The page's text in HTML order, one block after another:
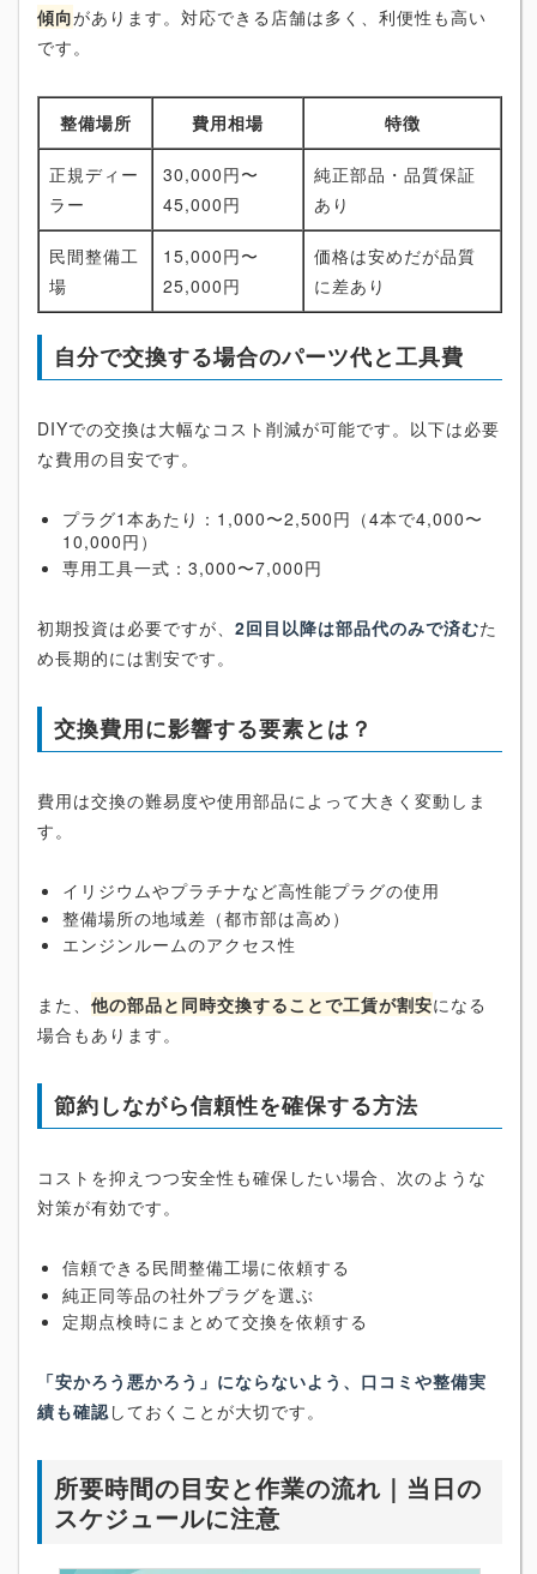
傾向があります。対応できる店舗は多く、利便性も高い
です。
整備場所 費用相場 特徴
正規ディー
ラー
30,000円〜
45,000円
純正部品・品質保証
あり
民間整備工
場
15,000円〜
25,000円
価格は安めだが品質
に差あり
自分で交換する場合のパーツ代と工具費
DIYでの交換は大幅なコスト削減が可能です。以下は必要
な費用の目安です。
プラグ1本あたり：1,000〜2,500円（4本で4,000〜
10,000円）
専用工具一式：3,000〜7,000円
初期投資は必要ですが、 2回目以降は部品代のみで済むた
め長期的には割安です。
交換費用に影響する要素とは？
費用は交換の難易度や使用部品によって大きく変動しま
す。
イリジウムやプラチナなど高性能プラグの使用
整備場所の地域差（都市部は高め）
エンジンルームのアクセス性
また、 他の部品と同時交換することで工賃が割安になる
場合もあります。
節約しながら信頼性を確保する方法
コストを抑えつつ安全性も確保したい場合、次のような
対策が有効です。
信頼できる民間整備工場に依頼する
純正同等品の社外プラグを選ぶ
定期点検時にまとめて交換を依頼する
「安かろう悪かろう」にならないよう、口コミや整備実
績も確認しておくことが大切です。
所要時間の目安と作業の流れ｜当日の
スケジュールに注意